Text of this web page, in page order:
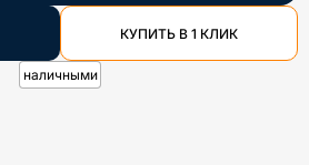
КУПИТЬ В 1 КЛИК
наличными